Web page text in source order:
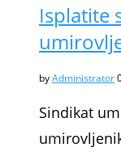
Isplatite
byAdministrator
Sindikat